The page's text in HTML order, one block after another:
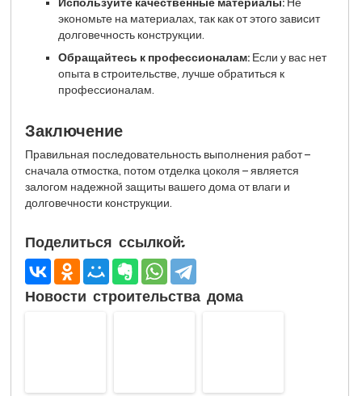
экономьте на материалах, так как от этого зависит
долговечность конструкции.
Обращайтесь к профессионалам:Если у вас нет
опыта в строительстве, лучше обратиться к
профессионалам.
Заключение
Правильная последовательность выполнения работ –
сначала отмостка, потом отделка цоколя – является
залогом надежной защиты вашего дома от влаги и
долговечности конструкции.
Поделиться ссылкой:
Новости строительства дома